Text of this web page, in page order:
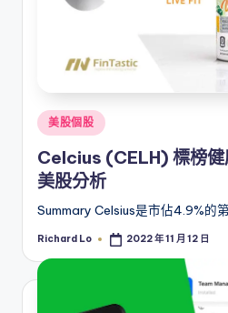
Posted
in
美股個股
Celcius (CELH) 標榜健
美股分析
Summary Celsius是市佔4.9%的
Posted
Richard Lo 2022 年 11 月 12 日